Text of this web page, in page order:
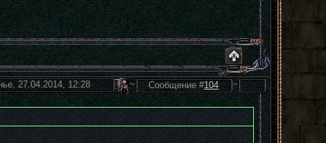
27.04.2014, 12:28 Сообщение #104